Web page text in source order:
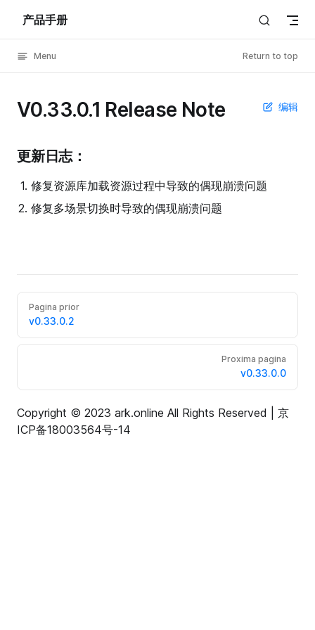
Skip to content
产品手册
Menu Return to top
编辑
V0.33.0.1 Release Note
更新日志：
修复资源库加载资源过程中导致的偶现崩溃问题
修复多场景切换时导致的偶现崩溃问题
Pagina prior
v0.33.0.2
Proxima pagina
v0.33.0.0
Copyright © 2023 ark.online All Rights Reserved | 京
ICP备18003564号-14